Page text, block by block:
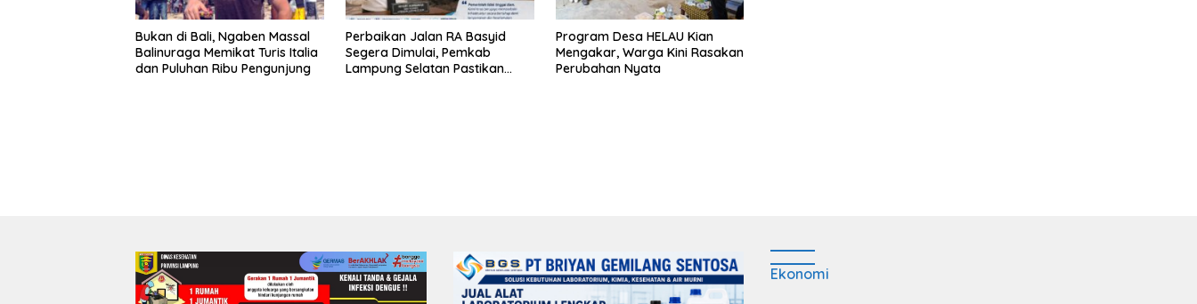
Bukan di Bali, Ngaben Massal
Balinuraga Memikat Turis Italia
dan Puluhan Ribu Pengunjung
Perbaikan Jalan RA Basyid
Segera Dimulai, Pemkab
Lampung Selatan Pastikan
Program Desa HELAU Kian
Mengakar, Warga Kini Rasakan
Perubahan Nyata
Ekonomi